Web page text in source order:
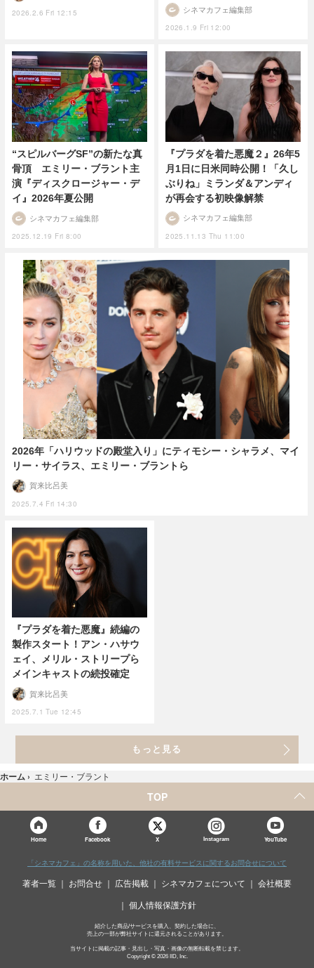
2026.2.6 Fri 12:15
2026.1.9 Fri 12:00
シネマカフェ編集部
“スピルバーグSF”の新たな真
骨頂 エミリー・ブラント主
演『ディスクロージャー・デ
イ』2026年夏公開
2025.12.19 Fri 8:00
シネマカフェ編集部
『プラダを着た悪魔２』26年5
月1日に日米同時公開！「久し
ぶりね」ミランダ＆アンディ
が再会する初映像解禁
2025.11.13 Thu 11:00
シネマカフェ編集部
2026年「ハリウッドの殿堂入り」にティモシー・シャラメ、マイ
リー・サイラス、エミリー・ブラントら
2025.7.4 Fri 14:30
賀来比呂美
『プラダを着た悪魔』続編の
製作スタート！アン・ハサウ
ェイ、メリル・ストリープら
メインキャストの続投確定
2025.7.1 Tue 12:45
賀来比呂美
もっと見る
ホーム › エミリー・ブラント
TOP
Home Facebook X Instagram YouTube
「シネマカフェ」の名称を用いた、他社の有料サービスに関するお問合せについて
著者一覧 お問合せ 広告掲載 シネマカフェについて 会社概要
個人情報保護方針
紹介した商品/サービスを購入、契約した場合に、
売上の一部が弊社サイトに還元されることがあります。
当サイトに掲載の記事・見出し・写真・画像の無断転載を禁じます。
Copyright © 2026 IID, Inc.